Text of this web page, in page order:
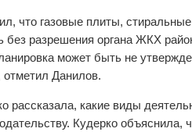
что газовые плиты,
без разрешения органа ЖКХ
может быть не
отметил Данилов.
рассказала, какие виды
Кудерко